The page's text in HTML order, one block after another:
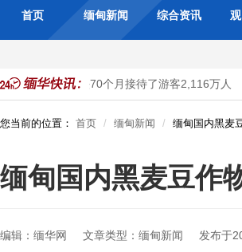
首页 缅甸新闻 综合资讯
河内市今年头70个月接待了游客2,116万人
您当前的位置： 首页 缅甸新闻 缅甸国内黑麦
缅甸国内黑麦豆作
编辑：缅华网 文章类型：缅甸新闻 发布于